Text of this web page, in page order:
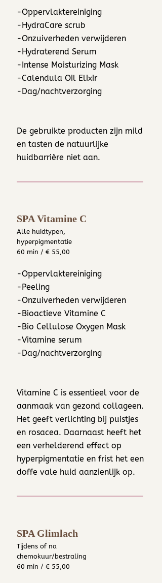
-Oppervlaktereiniging
-HydraCare scrub
-Onzuiverheden verwijderen
-Hydraterend Serum
-Intense Moisturizing Mask
-Calendula Oil Elixir
-Dag/nachtverzorging
De gebruikte producten zijn mild
en tasten de natuurlijke
huidbarrière niet aan.
SPA Vitamine C
Alle huidtypen,
hyperpigmentatie
60 min / € 55,00
-Oppervlaktereiniging
-Peeling
-Onzuiverheden verwijderen
-Bioactieve Vitamine C
-Bio Cellulose Oxygen Mask
-Vitamine serum
-Dag/nachtverzorging
Vitamine C is essentieel voor de
aanmaak van gezond collageen.
Het geeft verlichting bij puistjes
en rosacea. Daarnaast heeft het
een verhelderend effect op
hyperpigmentatie en frist het een
doffe vale huid aanzienlijk op.
SPA Glimlach
Tijdens of na
chemokuur/bestraling
60 min / € 55,00